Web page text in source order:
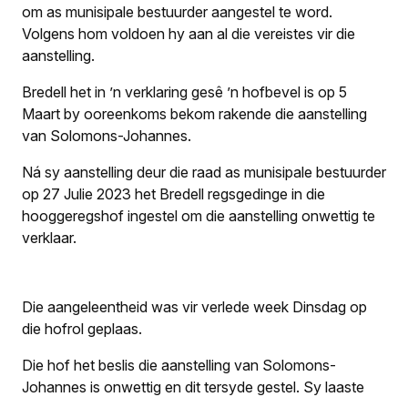
om as munisipale bestuurder aangestel te word.
Volgens hom voldoen hy aan al die vereistes vir die
aanstelling.
Bredell het in ’n verklaring gesê ’n hofbevel is op 5
Maart by ooreenkoms bekom rakende die aanstelling
van Solomons-Johannes.
Ná sy aanstelling deur die raad as munisipale bestuurder
op 27 Julie 2023 het Bredell regsgedinge in die
hooggeregshof ingestel om die aanstelling onwettig te
verklaar.
Die aangeleentheid was vir verlede week Dinsdag op
die hofrol geplaas.
Die hof het beslis die aanstelling van Solomons-
Johannes is onwettig en dit tersyde gestel. Sy laaste